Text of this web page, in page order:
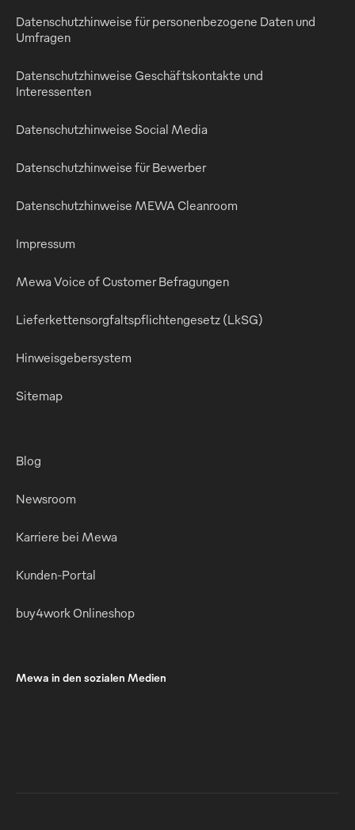
Datenschutzhinweise für personenbezogene Daten und
Umfragen
Datenschutzhinweise Geschäftskontakte und
Interessenten
Datenschutzhinweise Social Media
Datenschutzhinweise für Bewerber
Datenschutzhinweise MEWA Cleanroom
Impressum
Mewa Voice of Customer Befragungen
Lieferkettensorgfaltspflichtengesetz (LkSG)
Hinweisgebersystem
Sitemap
Blog
Newsroom
Karriere bei Mewa
Kunden-Portal
buy4work Onlineshop
Mewa in den sozialen Medien